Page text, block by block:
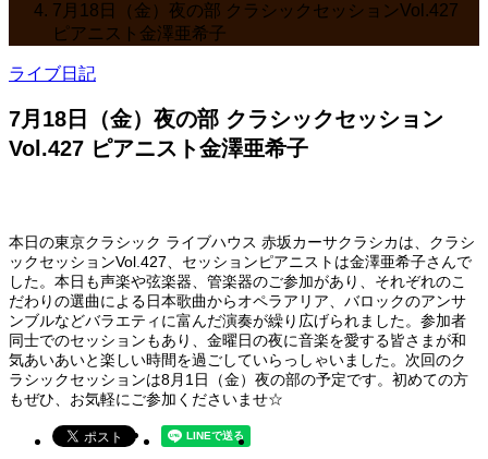
7月18日（金）夜の部 クラシックセッションVol.427
ピアニスト金澤亜希子
ライブ日記
7月18日（金）夜の部 クラシックセッション
Vol.427 ピアニスト金澤亜希子
本日の東京クラシック ライブハウス 赤坂カーサクラシカは、クラシ
ックセッションVol.427、セッションピアニストは金澤亜希子さんで
した。本日も声楽や弦楽器、管楽器のご参加があり、それぞれのこ
だわりの選曲による日本歌曲からオペラアリア、バロックのアンサ
ンブルなどバラエティに富んだ演奏が繰り広げられました。参加者
同士でのセッションもあり、金曜日の夜に音楽を愛する皆さまが和
気あいあいと楽しい時間を過ごしていらっしゃいました。次回のク
ラシックセッションは8月1日（金）夜の部の予定です。初めての方
もぜひ、お気軽にご参加くださいませ☆